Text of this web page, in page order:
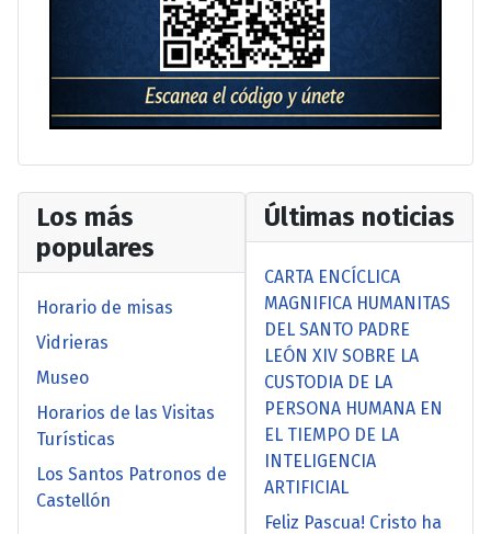
Los más
populares
Horario de misas
Vidrieras
Museo
Horarios de las Visitas
Turísticas
Los Santos Patronos de
Castellón
Últimas noticias
CARTA ENCÍCLICA
MAGNIFICA HUMANITAS
DEL SANTO PADRE
LEÓN XIV SOBRE LA
CUSTODIA DE LA
PERSONA HUMANA EN
EL TIEMPO DE LA
INTELIGENCIA
ARTIFICIAL
Feliz Pascua! Cristo ha